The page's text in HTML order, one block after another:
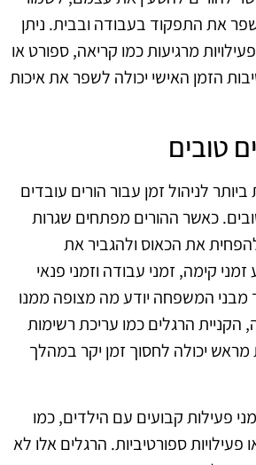
את התפקוד בעבודה ובבית. ניתן
מרגיעות כמו קריאה, ספורט או
הזמן האישי יכולה לשפר את איכות
טובים
לניהול זמן עבור הורים עובדים
כאשר ההורים מפתחים שגרות
את הכאוס ולהגביר את
קימה, זמני עבודה וזמני פנאי
המשפחה יודע מה מצופה ממנו
הקניית הרגלים כמו עריכת רשימות
מראש יכולה לחסוך זמן יקר במהלך
פעילות קבועים עם הילדים, כמו
פעילויות ספורטיביות. הרגלים אלו לא